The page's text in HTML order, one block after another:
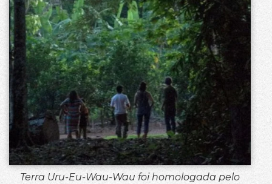
Terra Uru-Eu-Wau-Wau foi homologada pelo